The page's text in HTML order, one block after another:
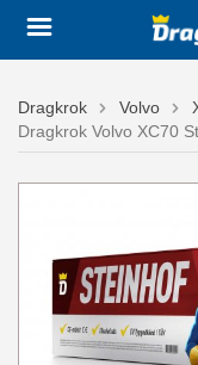
Dragkrok Volvo
Dragkrok Volvo XC70